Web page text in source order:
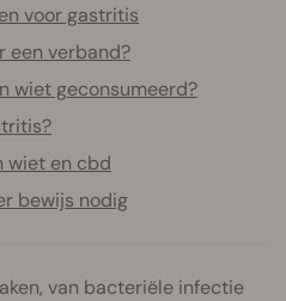
voor gastritis
een verband?
wiet geconsumeerd?
wiet en cbd
bewijs nodig
van bacteriële infectie